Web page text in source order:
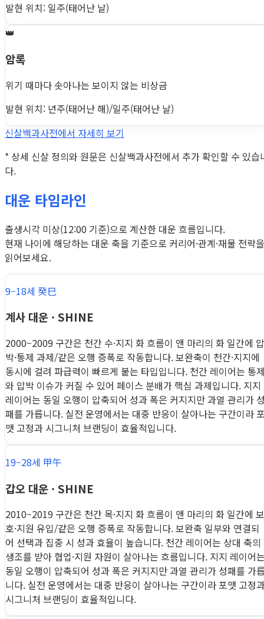
발현 위치: 일주(태어난 날)
👑
암록
위기 때마다 솟아나는 보이지 않는 비상금
발현 위치: 년주(태어난 해)/일주(태어난 날)
신살백과사전에서 자세히 보기
* 상세 신살 정의와 원문은 신살백과사전에서 추가 확인할 수 있습
다.
대운 타임라인
출생시각 미상(12:00 기준)으로 계산한 대운 흐름입니다.
현재 나이에 해당하는 대운 축을 기준으로 커리어·관계·재물 전략을
읽어보세요.
9–18세 癸巳
계사 대운 · SHINE
2000–2009 구간은 천간 수·지지 화 흐름이 앤 마리의 화 일간에 압
박·통제 과제/같은 오행 증폭로 작동합니다. 보완축이 천간·지지에
동시에 걸려 파급력이 빠르게 붙는 타입입니다. 천간 레이어는 통
와 압박 이슈가 커질 수 있어 페이스 분배가 핵심 과제입니다. 지지
레이어는 동일 오행이 압축되어 성과 폭은 커지지만 과열 관리가
패를 가릅니다. 실전 운영에서는 대중 반응이 살아나는 구간이라
맷 고정과 시그니처 브랜딩이 효율적입니다.
19–28세 甲午
갑오 대운 · SHINE
2010–2019 구간은 천간 목·지지 화 흐름이 앤 마리의 화 일간에 보
호·지원 유입/같은 오행 증폭로 작동합니다. 보완축 일부와 연결되
어 선택과 집중 시 성과 효율이 높습니다. 천간 레이어는 상대 축의
생조를 받아 협업·지원 자원이 살아나는 흐름입니다. 지지 레이어
동일 오행이 압축되어 성과 폭은 커지지만 과열 관리가 성패를 가
니다. 실전 운영에서는 대중 반응이 살아나는 구간이라 포맷 고정
시그니처 브랜딩이 효율적입니다.